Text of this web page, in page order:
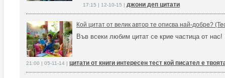
17:15 | 12-10-15 | джони деп цитати
Кой цитат от велик автор те описва най-добре?
Във всеки любим цитат се крие частица от нас!
21:00 | 05-11-14 | цитати от книги интересен тест кой писател е